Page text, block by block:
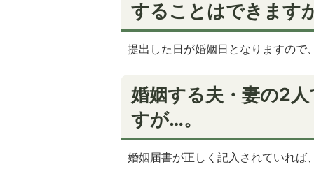
することはできます
提出した日が婚姻日となりますので
婚姻する夫・妻の2
すが…。
婚姻届書が正しく記入されていれば